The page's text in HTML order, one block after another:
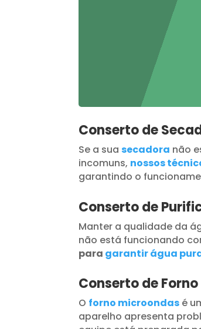
Conserto de
Se a suasecadora não
incomuns, nossos
garantindo o
Conserto de
Manter a qualidade da
não está funcionando
para garantir água
Conserto de
O forno microondas é
aparelho apresenta